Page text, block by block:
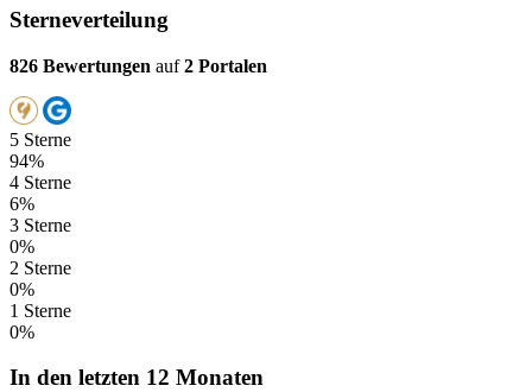
Sterneverteilung
826 Bewertungen auf2 Portalen
5 Sterne
94%
4 Sterne
6%
3 Sterne
0%
2 Sterne
0%
1 Sterne
0%
In den letzten 12 Monaten